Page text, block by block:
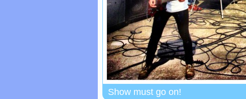
Show must go on!